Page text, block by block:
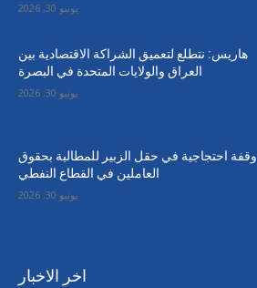
يونيو 30, 2026
هاريس: نتطلع لتعميق الشراكة الاقتصادية بين
العراق والولايات المتحدة في البصرة
يونيو 30, 2026
وقفة احتجاجية في حقل الزبير للمطالبة بحقوق
العاملين في القطاع النفطي
يونيو 30, 2026
اخر الاخبار